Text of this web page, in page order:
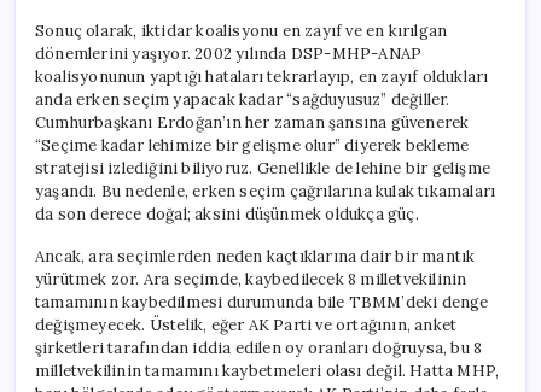
Sonuç olarak, iktidar koalisyonu en zayıf ve en kırılgan
dönemlerini yaşıyor. 2002 yılında DSP-MHP-ANAP
koalisyonunun yaptığı hataları tekrarlayıp, en zayıf oldukları
anda erken seçim yapacak kadar “sağduyusuz” değiller.
Cumhurbaşkanı Erdoğan’ın her zaman şansına güvenerek
“Seçime kadar lehimize bir gelişme olur” diyerek bekleme
stratejisi izlediğini biliyoruz. Genellikle de lehine bir gelişme
yaşandı. Bu nedenle, erken seçim çağrılarına kulak tıkamaları
da son derece doğal; aksini düşünmek oldukça güç.
Ancak, ara seçimlerden neden kaçtıklarına dair bir mantık
yürütmek zor. Ara seçimde, kaybedilecek 8 milletvekilinin
tamamının kaybedilmesi durumunda bile TBMM’deki denge
değişmeyecek. Üstelik, eğer AK Parti ve ortağının, anket
şirketleri tarafından iddia edilen oy oranları doğruysa, bu 8
milletvekilinin tamamını kaybetmeleri olası değil. Hatta MHP,